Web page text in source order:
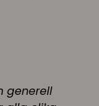
generell